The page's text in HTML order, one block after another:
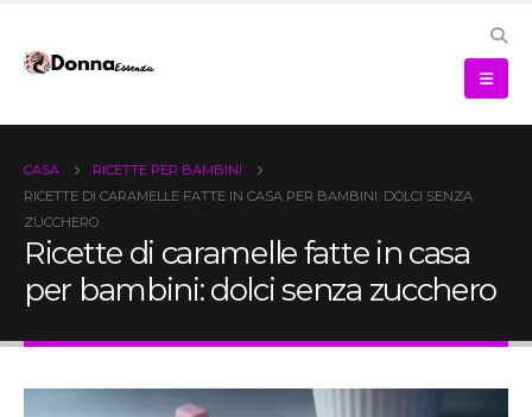
CASA
RICETTE PER BAMBINI
RICETTE DI CARAMELLE FATTE IN CASA PER BAMBINI: DOLCI SENZA
ZUCCHERO
Ricette di caramelle fatte in casa
per bambini: dolci senza zucchero